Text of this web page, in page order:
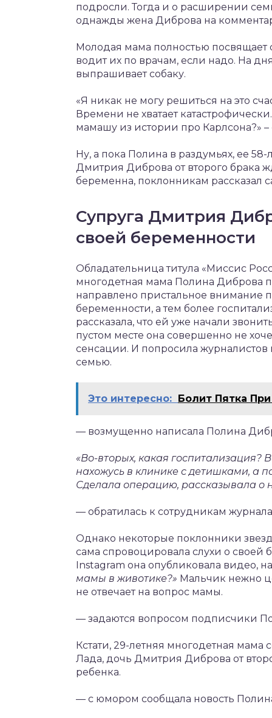
подросли. Тогда и о расширении
однажды жена Диброва на
Молодая мама полностью посвящает
водит их по врачам, если надо. На
выпрашивает собаку.
«Я никак не могу решиться на это
Времени не хватает
мамашу из истории про Карлсона?»
Ну, а пока Полина в раздумьях, ее
Дмитрия Диброва от второго брака
беременна, поклонникам рассказал
Супруга Дмитрия
своей беременности
Обладательница титула «Миссис
многодетная мама Полина Диброва
направлено пристальное внимание
беременности, а тем более
рассказала, что ей уже начали
пустом месте она совершенно не
сенсации. И попросила журналистов
семью.
Это интересно: Болит Пятка
— возмущенно написала Полина
«Во-вторых, какая госпитализация?
нахожусь в клинике с детишками, а
Сделала операцию, рассказывала о
— обратилась к сотрудникам
Однако некоторые поклонники
сама спровоцировала слухи о своей
Instagram она опубликовала видео,
мамы в животике?» Мальчик нежно
не отвечает на вопрос мамы.
— задаются вопросом подписчики
Кстати, 29-летняя многодетная мама
Лада, дочь Дмитрия Диброва от
ребенка.
— с юмором сообщала новость